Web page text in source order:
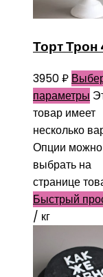
Торт Трон
3950₽
параметры
товар имеет
несколько
Опции можно
выбрать на
странице
Быстрый
/ кг